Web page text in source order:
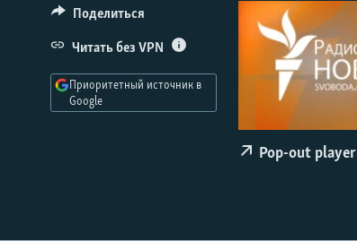
главной
Вернутся
IDEL.РЕАЛИИ
КАВКАЗ.РЕАЛИИ
СЕВЕР.РЕАЛИИ
СИБИРЬ.РЕАЛИИ
Pop-out player
Поделиться
Читать без VPN
Приоритетный источник в
Google